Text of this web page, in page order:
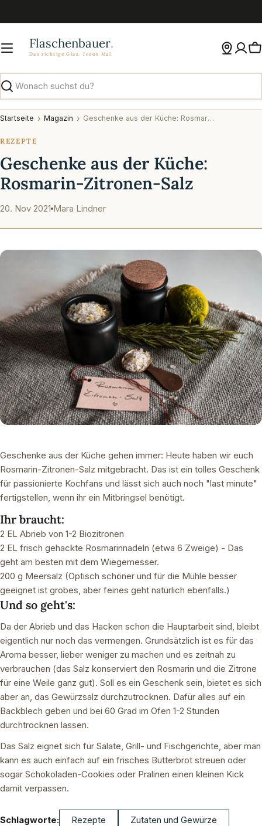
Inhalt
Suchen
Startseite Magazin Geschenke aus der Küche: Rosmarin-Zitronen-Salz
REZEPTE
Geschenke aus der Küche:
Rosmarin-Zitronen-Salz
20. Nov 2021 Mara Lindner
Geschenke aus der Küche gehen immer: Heute haben wir euch
Rosmarin-Zitronen-Salz mitgebracht. Das ist ein tolles Geschenk
für passionierte Kochfans und lässt sich auch noch "last minute"
fertigstellen, wenn ihr ein Mitbringsel benötigt.
Ihr braucht:
2 EL Abrieb von 1-2 Biozitronen
2 EL frisch gehackte Rosmarinnadeln (etwa 6 Zweige) - Das
geht am besten mit dem Wiegemesser.
200 g Meersalz (Optisch schöner und für die Mühle besser
geeignet ist grobes, aber feines geht natürlich ebenfalls.)
Und so geht's:
Da der Abrieb und das Hacken schon die Hauptarbeit sind, bleibt
eigentlich nur noch das vermengen. Grundsätzlich ist es für das
Aroma besser, lieber weniger zu machen und es zeitnah zu
verbrauchen (das Salz konserviert den Rosmarin und die Zitrone
für eine Weile ganz gut). Soll es ein Geschenk sein, bietet es sich
aber an, das Gewürzsalz durchzutrocknen. Dafür alles auf ein
Backblech geben und bei 60 Grad im Ofen 1-2 Stunden
durchtrocknen lassen.
Das Salz eignet sich für Salate, Grill- und Fischgerichte, aber man
kann es auch einfach auf ein frisches Butterbrot streuen oder
sogar Schokoladen-Cookies oder Pralinen einen kleinen Kick
damit verpassen.
Schlagworte: Rezepte Zutaten und Gewürze